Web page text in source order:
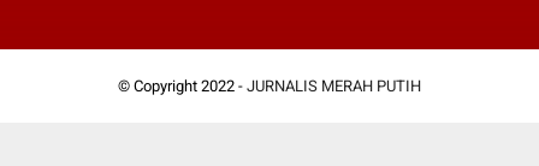
© Copyright 2022 - JURNALIS MERAH PUTIH